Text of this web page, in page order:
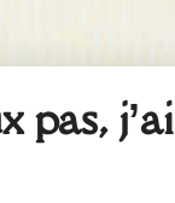
pas, j’ai